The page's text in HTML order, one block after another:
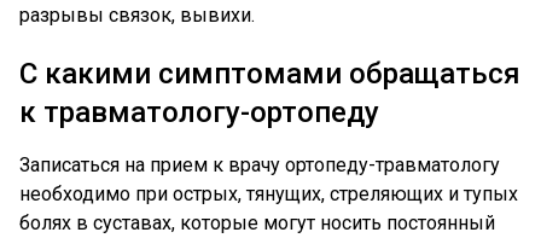
разрывы связок, вывихи.
С какими симптомами обращаться
к травматологу-ортопеду
Записаться на прием к врачу ортопеду-травматологу
необходимо при острых, тянущих, стреляющих и тупых
болях в суставах, которые могут носить постоянный